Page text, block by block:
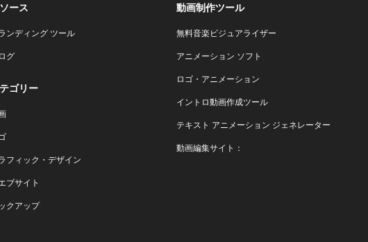
ース
ンディング ツール
グ
ゴリー
フィック・デザイン
ブサイト
クアップ
動画制作ツール
無料音楽ビジュアライザー
アニメーション ソフト
ロゴ・アニメーション
イントロ動画作成ツール
テキスト アニメーション ジェネレーター
動画編集サイト：